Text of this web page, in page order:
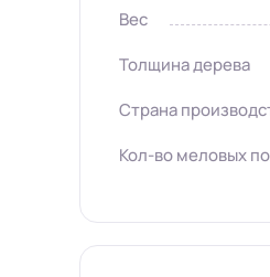
Вес
Толщина дерева
Страна
Кол-во меловых